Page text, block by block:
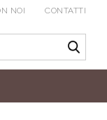
NOI CONTATTI